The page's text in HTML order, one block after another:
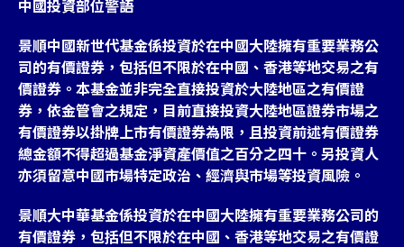
中國投資部位警語
景順中國新世代基金係投資於在中國大陸擁有重要業務公
司的有價證券，包括但不限於在中國、香港等地交易之有
價證券。本基金並非完全直接投資於大陸地區之有價證
券，依金管會之規定，目前直接投資大陸地區證券市場之
有價證券以掛牌上市有價證券為限，且投資前述有價證券
總金額不得超過基金淨資產價值之百分之四十。另投資人
亦須留意中國市場特定政治、經濟與市場等投資風險。
景順大中華基金係投資於在中國大陸擁有重要業務公司的
有價證券，包括但不限於在中國、香港等地交易之有價證